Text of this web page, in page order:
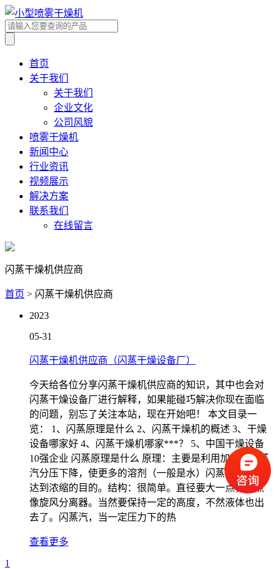
首页
关于我们
关于我们
企业文化
公司风貌
喷雾干燥机
新闻中心
行业资讯
视频展示
解决方案
联系我们
在线留言
闪蒸干燥机供应商
首页 > 闪蒸干燥机供应商
2023
05-31
闪蒸干燥机供应商（闪蒸干燥设备厂）
今天给各位分享闪蒸干燥机供应商的知识，其中也会对
闪蒸干燥设备厂进行解释，如果能碰巧解决你现在面临
的问题，别忘了关注本站，现在开始吧！ 本文目录一
览： 1、闪蒸原理是什么 2、闪蒸干燥机的概述 3、干燥
设备哪家好 4、闪蒸干燥机哪家***？ 5、中国干燥设备
10强企业 闪蒸原理是什么 原理：主要是利用加压后，蒸
汽分压下降，使更多的溶剂（一般是水）闪蒸为气态，
达到浓缩的目的。结构：很简单。直径要大一点，有点
像旋风分离器。当然要保持一定的高度，不然液体也出
去了。闪蒸汽，当一定压力下的热
查看更多
1